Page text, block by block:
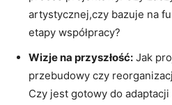
artystycznej,czy bazuje ⁢na
etapy ‍współpracy?
Wizje na przyszłość: ⁣Jak
przebudowy czy
Czy jest gotowy do